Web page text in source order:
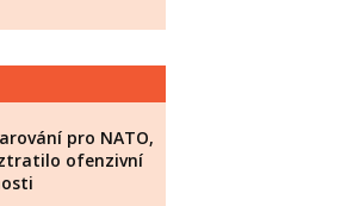
pro NATO,
ofenzivní